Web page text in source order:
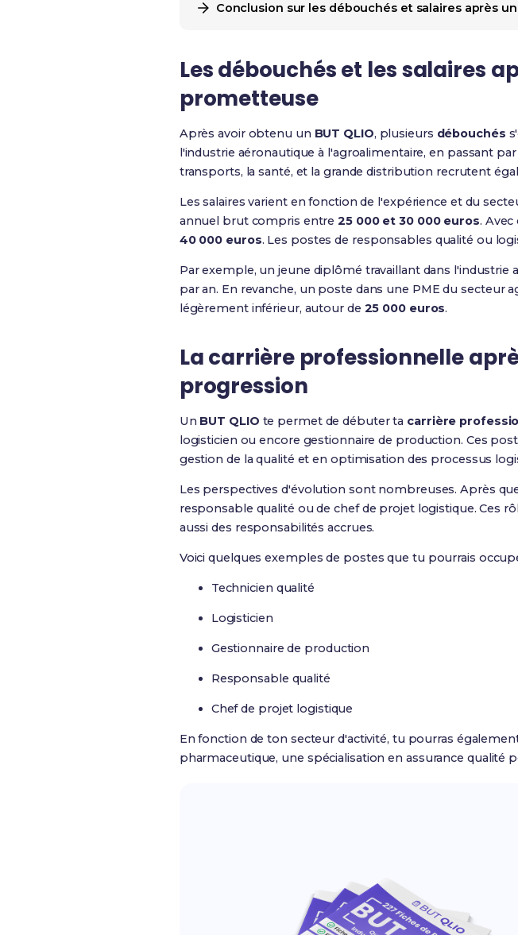
Conclusion sur les débouchés et salaires après
Les débouchés et les salaires
prometteuse
Après avoir obtenu un BUT QLIO, plusieurs débouchés
l'industrie aéronautique à l'agroalimentaire, en passant
transports, la santé, et la grande distribution recrutent
Les salaires varient en fonction de l'expérience et du
annuel brut compris entre25 000 et 30 000 euros.
40 000 euros. Les postes de responsables qualité ou
Par exemple, un jeune diplômé travaillant dans
par an. En revanche, un poste dans une PME du
légèrement inférieur, autour de 25 000 euros.
La carrière professionnelle
progression
Un BUT QLIO te permet de débuter ta carrière
logisticien ou encore gestionnaire de production. Ces
gestion de la qualité et en optimisation des processus
Les perspectives d'évolution sont nombreuses. Après
responsable qualité ou de chef de projet logistique. Ces
aussi des responsabilités accrues.
Voici quelques exemples de postes que tu pourrais
Technicien qualité
Logisticien
Gestionnaire de production
Responsable qualité
Chef de projet logistique
En fonction de ton secteur d'activité, tu pourras
pharmaceutique, une spécialisation en assurance qualité